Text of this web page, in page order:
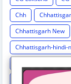
Chh
Chhattisgarh New
Chhattisgarh-hindi-
Entertainment